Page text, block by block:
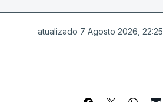
atualizado 7 Agosto 2026, 22:25